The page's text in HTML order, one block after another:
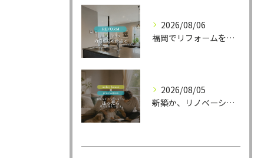
2026/08/06
福岡でリフォームをお考えの方、必見。
2026/08/05
新築か、リノベーションか。